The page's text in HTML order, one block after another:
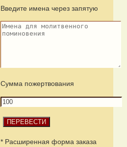
Введите имена через запятую
Сумма пожертвования
* Расширенная форма заказа